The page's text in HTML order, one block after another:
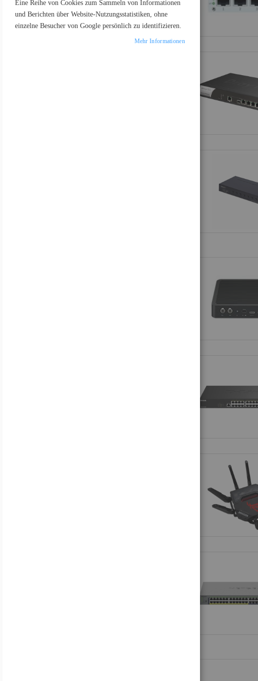
Netzwerksicherheit & Firewalls 5
Eine Reihe von Cookies zum Sammeln von Informationen
und Berichten über Website-Nutzungsstatistiken, ohne
einzelne Besucher von Google persönlich zu identifizieren.
Mehr Informationen